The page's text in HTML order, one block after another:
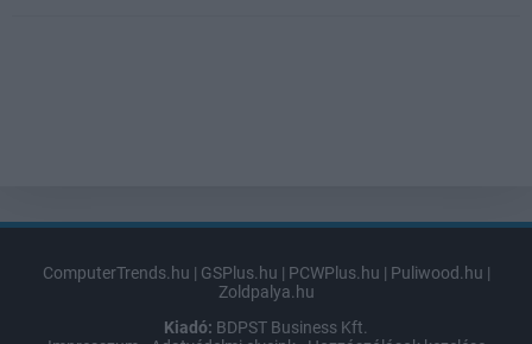
ComputerTrends.hu | GSPlus.hu | PCWPlus.hu | Puliwood.hu |
Zoldpalya.hu
Kiadó: BDPST Business Kft.